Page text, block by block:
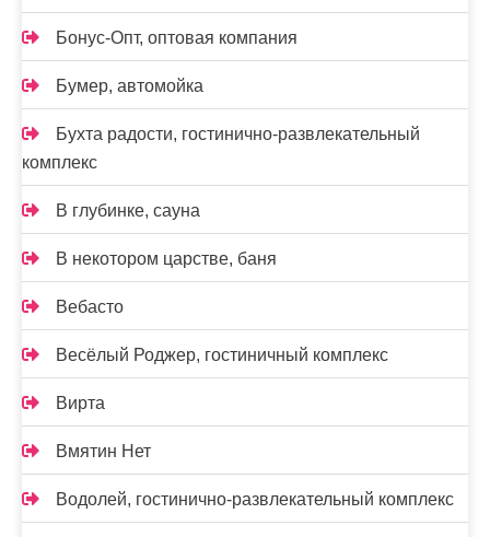
Бонус-Опт, оптовая компания
Бумер, автомойка
Бухта радости, гостинично-развлекательный
комплекс
В глубинке, сауна
В некотором царстве, баня
Вебасто
Весёлый Роджер, гостиничный комплекс
Вирта
Вмятин Нет
Водолей, гостинично-развлекательный комплекс